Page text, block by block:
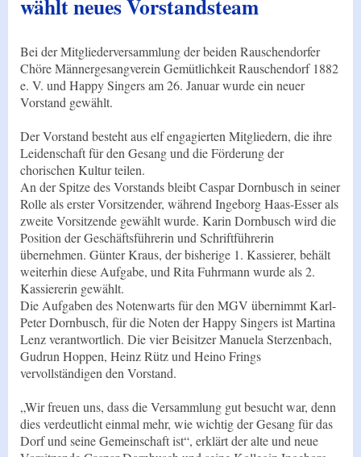
wählt neues Vorstandsteam
Bei der Mitgliederversammlung der beiden Rauschendorfer
Chöre Männergesangverein Gemütlichkeit Rauschendorf 1882
e. V. und Happy Singers am 26. Januar wurde ein neuer
Vorstand gewählt.
Der Vorstand besteht aus elf engagierten Mitgliedern, die ihre
Leidenschaft für den Gesang und die Förderung der
chorischen Kultur teilen.
An der Spitze des Vorstands bleibt Caspar Dornbusch in seiner
Rolle als erster Vorsitzender, während Ingeborg Haas-Esser als
zweite Vorsitzende gewählt wurde. Karin Dornbusch wird die
Position der Geschäftsführerin und Schriftführerin
übernehmen. Günter Kraus, der bisherige 1. Kassierer, behält
weiterhin diese Aufgabe, und Rita Fuhrmann wurde als 2.
Kassiererin gewählt.
Die Aufgaben des Notenwarts für den MGV übernimmt Karl-
Peter Dornbusch, für die Noten der Happy Singers ist Martina
Lenz verantwortlich. Die vier Beisitzer Manuela Sterzenbach,
Gudrun Hoppen, Heinz Rütz und Heino Frings
vervollständigen den Vorstand.
„Wir freuen uns, dass die Versammlung gut besucht war, denn
dies verdeutlicht einmal mehr, wie wichtig der Gesang für das
Dorf und seine Gemeinschaft ist“, erklärt der alte und neue